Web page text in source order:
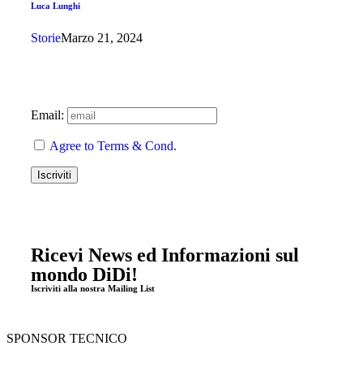
Luca Lunghi
StorieMarzo 21, 2024
Ricevi News ed Informazioni sul
mondo DiDi!
Iscriviti alla nostra Mailing List
Email:
Agree to Terms & Cond.
SPONSOR TECNICO